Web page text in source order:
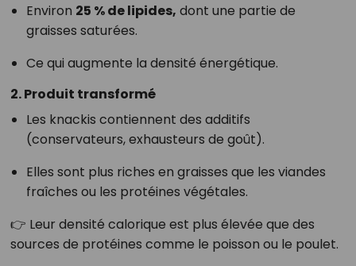
Environ 25 % de lipides, dont une partie de
graisses saturées.
Ce qui augmente la densité énergétique.
2. Produit transformé
Les knackis contiennent des additifs
(conservateurs, exhausteurs de goût).
Elles sont plus riches en graisses que les viandes
fraîches ou les protéines végétales.
👉 Leur densité calorique est plus élevée que des
sources de protéines comme le poisson ou le poulet.